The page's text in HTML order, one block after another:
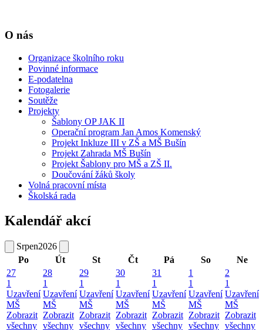
O nás
Organizace školního roku
Povinné informace
E-podatelna
Fotogalerie
Soutěže
Projekty
Šablony OP JAK II
Operační program Jan Amos Komenský
Projekt Inkluze III v ZŠ a MŠ Bušín
Projekt Zahrada MŠ Bušín
Projekt Šablony pro MŠ a ZŠ II.
Doučování žáků školy
Volná pracovní místa
Školská rada
Kalendář akcí
Srpen2026
Po
Út St Čt Pá So
Ne
27
1
Uzavření
MŠ
Zobrazit
všechny
28
1
Uzavření
MŠ
Zobrazit
všechny
29
1
Uzavření
MŠ
Zobrazit
všechny
30
1
Uzavření
MŠ
Zobrazit
všechny
31
1
Uzavření
MŠ
Zobrazit
všechny
1
1
Uzavření
MŠ
Zobrazit
všechny
2
1
Uzavření
MŠ
Zobrazit
všechny